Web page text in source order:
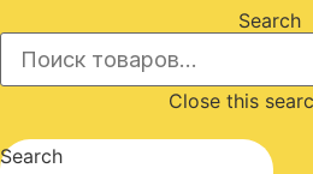
Search
Close this
Search